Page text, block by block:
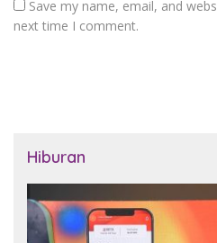
Save my name, email, and
next time I comment.
Hiburan